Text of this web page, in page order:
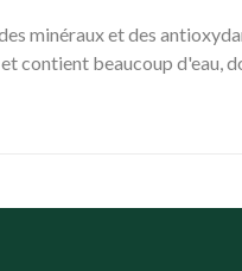
minéraux et des
contient beaucoup d'eau,